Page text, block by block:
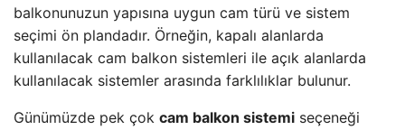
balkonunuzun yapısına uygun cam türü ve sistem
seçimi ön plandadır. Örneğin, kapalı alanlarda
kullanılacak cam balkon sistemleri ile açık alanlarda
kullanılacak sistemler arasında farklılıklar bulunur.
Günümüzde pek çok cam balkon sistemi seçeneği